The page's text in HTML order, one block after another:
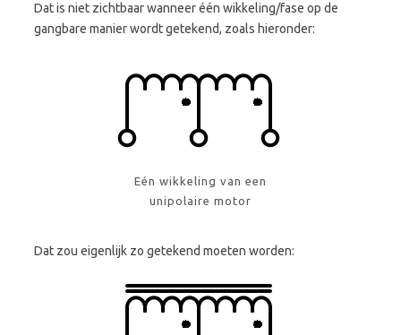
Dat is niet zichtbaar wanneer één wikkeling/fase op de
gangbare manier wordt getekend, zoals hieronder:
Eén wikkeling van een
unipolaire motor
Dat zou eigenlijk zo getekend moeten worden: